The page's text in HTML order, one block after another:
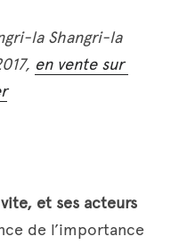
la Shangri-la
en vente sur
et ses acteurs
de l’importance